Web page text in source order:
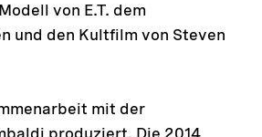
von E.T. dem
und den Kultfilm von Steven
mit der
produziert. Die 2014